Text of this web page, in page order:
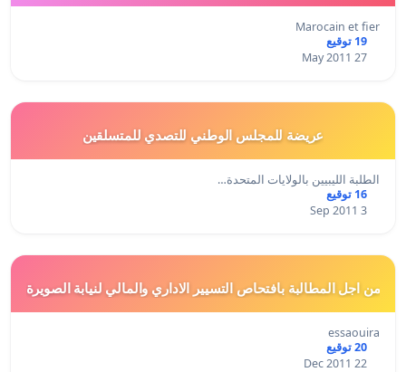
Marocain et fier
19 توقيع
27 May 2011
عريضة للمجلس الوطني للتصدي للمتسلقين
الطلبة الليبيين بالولايات المتحدة…
16 توقيع
3 Sep 2011
من اجل المطالبة بافتحاص التسيير الاداري والمالي لنيابة الصويرة
essaouira
20 توقيع
22 Dec 2011